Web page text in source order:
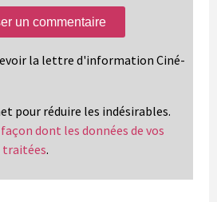
la lettre d'information Ciné-
pour réduire les indésirables.
dont les données de vos
.